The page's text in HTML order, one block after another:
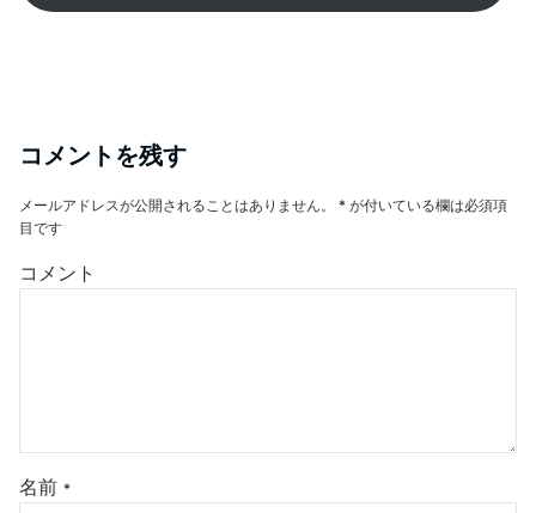
コメントを残す
メールアドレスが公開されることはありません。 * が付いている欄は必須項
目です
コメント
名前 *